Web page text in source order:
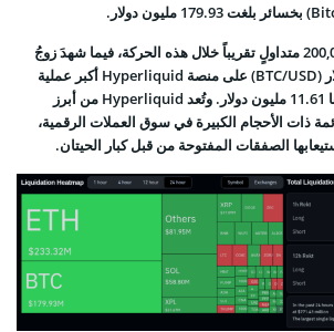
بخسائر بلغت 179.93 مليون دولار.
وتمت تصفية صفقات 200,000 متداولٍ تقريباً خلال هذه الحركة، فيما شهدَ زوجُ
عملة بيتكوين/عملة الدولار (BTC/USD) على منصة Hyperliquid أكبر عملية
تصفية بقيمةٍ اسميةٍ قدرها 11.61 مليون دولار. وتُعد Hyperliquid من أبرز
ذات الأحجام الكبيرة في سوق العملات الرقمية،
الصفقات المفتوحة من قبل كبار الحيتان.